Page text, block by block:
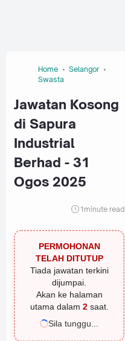
Home
Selangor
Swasta
Jawatan Kosong
di Sapura
Industrial
Berhad - 31
Ogos 2025
1 minute read
PERMOHONAN
TELAH DITUTUP
Tiada jawatan terkini
dijumpai.
Akan ke halaman
utama dalam 1saat.
Sila tunggu...